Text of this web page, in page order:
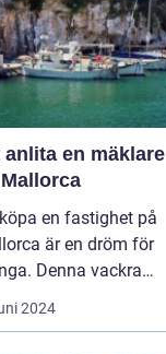
anlita en mäklare
en fastighet på
är en dröm för
Denna vackra
erbjuder ett
klimat,
2024